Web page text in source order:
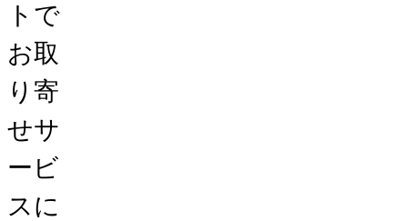
トで
お取
り寄
せサ
ービ
スに